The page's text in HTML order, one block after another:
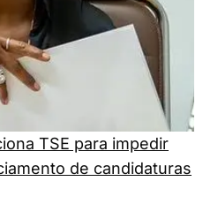
TSE para impedir
de candidaturas